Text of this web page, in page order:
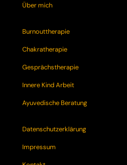
Über mich
Burnouttherapie
Chakratherapie
Gesprächstherapie
Innere Kind Arbeit
Ayuvedische Beratung
Datenschutzerklärung
Impressum